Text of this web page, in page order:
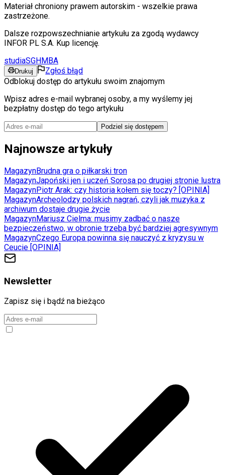
Materiał chroniony prawem autorskim - wszelkie prawa
zastrzeżone.
Dalsze rozpowszechnianie artykułu za zgodą wydawcy
INFOR PL S.A. Kup licencję.
studiaSGHMBA
Drukuj
Zgłoś błąd
Odblokuj dostęp do artykułu swoim znajomym
Wpisz adres e-mail wybranej osoby, a my wyślemy jej
bezpłatny dostęp do tego artykułu
Podziel się dostępem
Najnowsze artykuły
MagazynBrudna gra o piłkarski tron
MagazynJapoński jen i uczeń Sorosa po drugiej stronie lustra
MagazynPiotr Arak: czy historia kołem się toczy? [OPINIA]
MagazynArcheolodzy polskich nagrań, czyli jak muzyka z
archiwum dostaje drugie życie
MagazynMariusz Cielma: musimy zadbać o nasze
bezpieczeństwo, w obronie trzeba być bardziej agresywnym
MagazynCzego Europa powinna się nauczyć z kryzysu w
Ceucie [OPINIA]
Newsletter
Zapisz się i bądź na bieżąco